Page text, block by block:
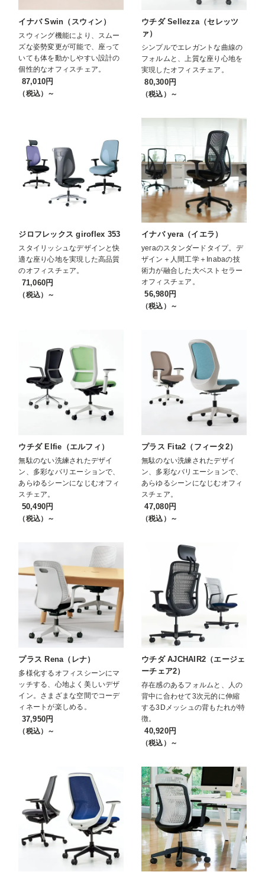
イナバ Swin（スウィン）
スウィング機能により、スムー
ズな姿勢変更が可能で、座って
いても体を動かしやすい設計の
個性的なオフィスチェア。
87,010円
（税込）～
ウチダ Sellezza（セレッツ
ァ）
シンプルでエレガントな曲線の
フォルムと、上質な座り心地を
実現したオフィスチェア。
80,300円
（税込）～
ジロフレックス giroflex 353
スタイリッシュなデザインと快
適な座り心地を実現した高品質
のオフィスチェア。
71,060円
（税込）～
イナバ yera（イエラ）
yeraのスタンダードタイプ。デ
ザイン＋人間工学＋Inabaの技
術力が融合した大ベストセラー
オフィスチェア。
56,980円
（税込）～
ウチダ Elfie（エルフィ）
無駄のない洗練されたデザイ
ン、多彩なバリエーションで、
あらゆるシーンになじむオフィ
スチェア。
50,490円
（税込）～
プラス Fita2（フィータ2）
無駄のない洗練されたデザイ
ン、多彩なバリエーションで、
あらゆるシーンになじむオフィ
スチェア。
47,080円
（税込）～
プラス Rena（レナ）
多様化するオフィスシーンにマ
ッチする、心地よく美しいデザ
イン。さまざまな空間でコーデ
ィネートが楽しめる。
37,950円
（税込）～
ウチダ AJCHAIR2（エージェ
ーチェア2）
存在感のあるフォルムと、人の
背中に合わせて3次元的に伸縮
する3Dメッシュの背もたれが特
徴。
40,920円
（税込）～